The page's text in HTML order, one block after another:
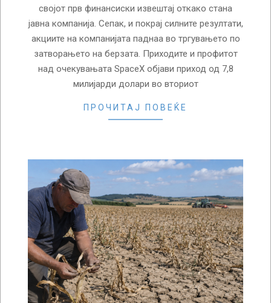
својот прв финансиски извештај откако стана
јавна компанија. Сепак, и покрај силните резултати,
акциите на компанијата паднаа во тргувањето по
затворањето на берзата. Приходите и профитот
над очекувањата SpaceX објави приход од 7,8
милијарди долари во вториот
ПРОЧИТАЈ ПОВЕЌЕ